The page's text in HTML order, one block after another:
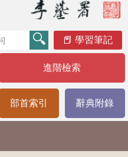
學習筆記
進階檢索
部首索引 辭典附錄